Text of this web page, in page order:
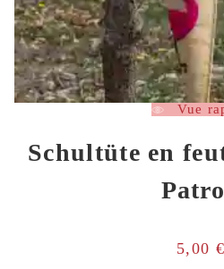
Vue
Schultüte en
5,00 €